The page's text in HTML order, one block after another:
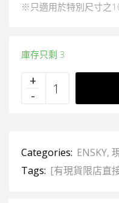
※只適用於特別尺寸之
庫存只剩 3
Categories: ENSKY,
Tags: [有現貨限店直